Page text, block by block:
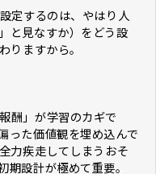
定するのは、やはり人
と見なすか）をどう設
りますから。
酬」が学習のカギで
った価値観を埋め込んで
力疾走してしまうおそ
設計が極めて重要。